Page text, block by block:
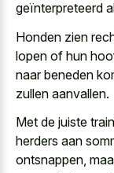
geïnterpreteerd
Honden zien
lopen of hun
naar beneden
zullen aanvallen.
Met de juiste
herders aan
ontsnappen,